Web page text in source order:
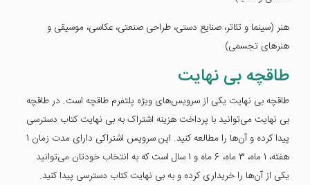
هنر (سینما و تئاتر، صنایع دستی، طراحی صنعتی، عکاسی، موسیقی و
هنرهای تجسمی)
طاقچه بی نهایت
طاقچه بی نهایت یکی از سرویس‌های ویژه پلتفرم طاقچه است. در طاقچه
بی نهایت می‌توانید با پرداخت هزینه اشتراک به بی نهایت کتاب دسترسی
پیدا کرده و آن‌ها را مطالعه کنید. این سرویس اشتراکی دارای مدت زمان 1
هفته، 1 ماه، 3 ماه، 6 ماه و 1 سال است که به انتخاب خودتان می‌توانید
یکی از آن‌ها را خریداری کرده و به بی نهایت کتاب دسترسی پیدا کنید.